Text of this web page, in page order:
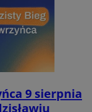
9 sierpnia